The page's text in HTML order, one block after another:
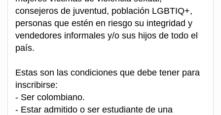
consejeros de juventud, población LGBTIQ+,
personas que estén en riesgo su integridad y
vendedores informales y/o sus hijos de todo el
país.
Estas son las condiciones que debe tener para
inscribirse:
- Ser colombiano.
- Estar admitido o ser estudiante de una